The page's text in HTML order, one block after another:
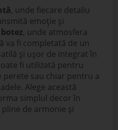
, unde fiecare detaliu
emoție și
botez, unde atmosfera
va fi completată de un
și ușor de integrat în
fi utilizată pentru
perete sau chiar pentru a
Alege această
simplul decor în
de armonie și